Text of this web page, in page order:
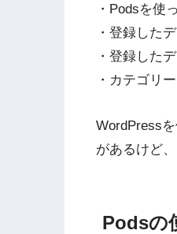
・Podsを使
・登録した
・登録した
・カテゴリ
WordPress
があるけど
Podsの